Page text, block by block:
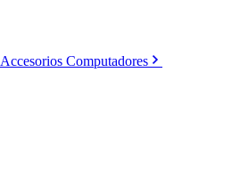
Accesorios Computadores